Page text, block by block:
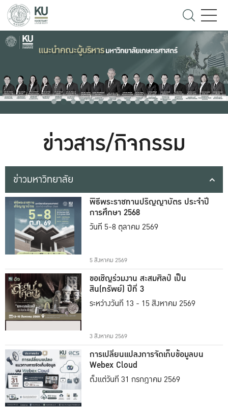
ข่าวสาร/กิจกรรม
ข่าวมหาวิทยาลัย
พิธีพระราชทานปริญญาบัตร ประจำปี
การศึกษา 2568
วันที่ 5-8 ตุลาคม 2569
5 สิงหาคม 2569
ขอเชิญร่วมงาน สะสมศิลป์ เป็น
สิน(ทรัพย์) ปีที่ 3
ระหว่างวันที่ 13 - 15 สิงหาคม 2569
3 สิงหาคม 2569
การเปลี่ยนแปลงการจัดเก็บข้อมูลบน
Webex Cloud
ตั้งแต่วันที่ 31 กรกฎาคม 2569